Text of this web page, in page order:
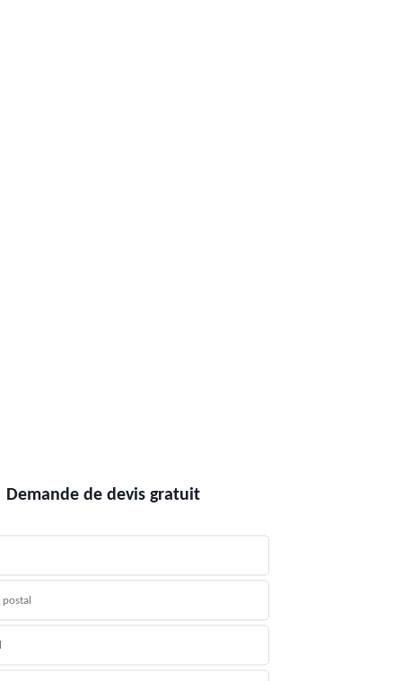
Demande de devis gratuit